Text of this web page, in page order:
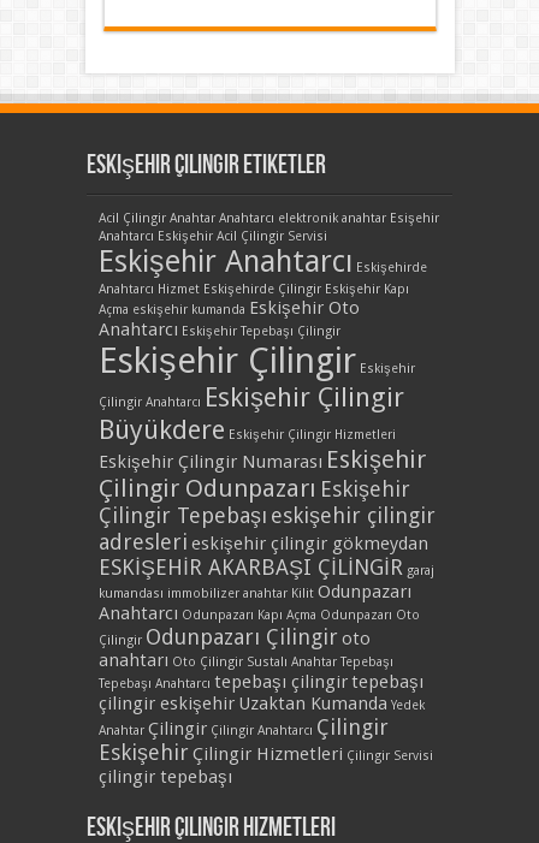
Eskişehir Çilingir Etiketler
Acil Çilingir Anahtar Anahtarcı elektronik anahtar Esişehir
Anahtarcı Eskişehir Acil Çilingir Servisi
Eskişehir Anahtarcı Eskişehirde
Anahtarcı Hizmet Eskişehirde Çilingir Eskişehir Kapı
Açma eskişehir kumanda Eskişehir Oto
Anahtarcı Eskişehir Tepebaşı Çilingir
Eskişehir Çilingir Eskişehir
Çilingir Anahtarcı Eskişehir Çilingir
Büyükdere Eskişehir Çilingir Hizmetleri
Eskişehir Çilingir Numarası Eskişehir
Çilingir Odunpazarı Eskişehir
Çilingir Tepebaşı eskişehir çilingir
adresleri eskişehir çilingir gökmeydan
ESKİŞEHİR AKARBAŞI ÇİLİNGİR garaj
kumandası immobilizer anahtar Kilit Odunpazarı
Anahtarcı Odunpazarı Kapı Açma Odunpazarı Oto
Çilingir Odunpazarı Çilingiroto
anahtarı Oto Çilingir Sustalı Anahtar Tepebaşı
Tepebaşı Anahtarcı tepebaşı çilingirtepebaşı
çilingir eskişehir Uzaktan Kumanda Yedek
Anahtar Çilingir Çilingir Anahtarcı Çilingir
EskişehirÇilingir Hizmetleri Çilingir Servisi
çilingir tepebaşı
Eskişehir Çilingir Hizmetleri